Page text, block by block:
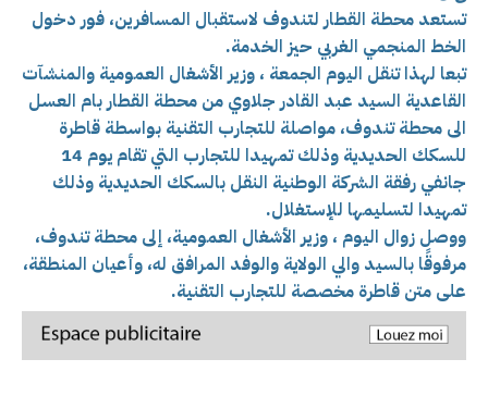
تستعد محطة القطار لتندوف لاستقبال المسافرين، فور دخول
الخط المنجمي الغربي حيز الخدمة.
تبعا لهذا تنقل اليوم الجمعة ، وزير الأشغال العمومية والمنشآت
القاعدية السيد عبد القادر جلاوي من محطة القطار بام العسل
الى محطة تندوف، مواصلة للتجارب التقنية بواسطة قاطرة
للسكك الحديدية وذلك تمهيدا للتجارب التي تقام يوم 14
جانفي رفقة الشركة الوطنية النقل بالسكك الحديدية وذلك
تمهيدا لتسليمها للإستغلال.
ووصل زوال اليوم ، وزير الأشغال العمومية، إلى محطة تندوف،
مرفوقًا بالسيد والي الولاية والوفد المرافق له، وأعيان المنطقة،
على متن قاطرة مخصصة للتجارب التقنية.